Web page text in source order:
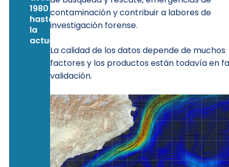
1980
hasta
la
actualidad.
contaminación y contribuir a labores de
investigación forense.
La calidad de los datos depende de muchos
factores y los productos están todavía en
validación.